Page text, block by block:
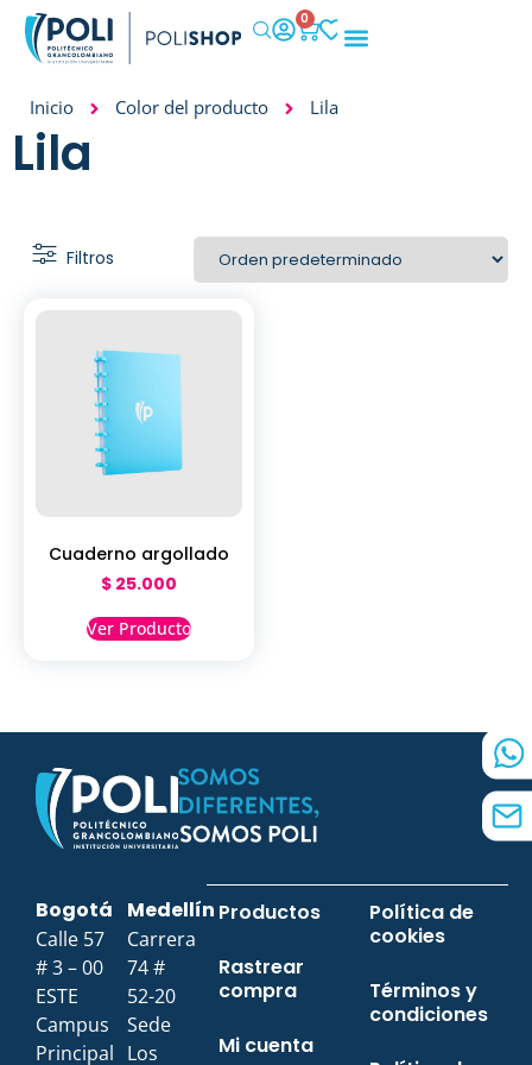
0
Inicio Color del producto Lila
Lila
Cuaderno argollado
$ 25.000
Ver Producto
Bogotá
Calle 57
# 3 – 00
ESTE
Campus
Principal
Medellín
Carrera
74 #
52-20
Sede
Los
Productos
Rastrear
compra
Mi cuenta
Política de
cookies
Términos y
condiciones